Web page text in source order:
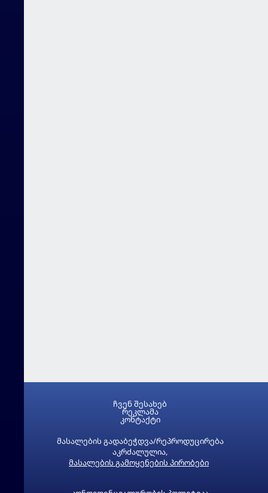
მასალების გადაბეჭდვა/რეპროდუცირება
აკრძალულია,
მასალების გამოყენების პირობები
ჩვენ შესახებ
რეკლამა
კონტაქტი